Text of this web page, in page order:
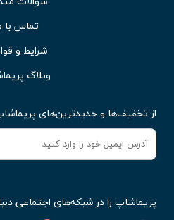
تماس با
شرایط و
وبلاگ
از تخفیف‌ها و جدیدترین‌های
پریماشاپ را در شبکه‌های اجتماعی